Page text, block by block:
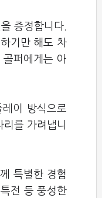
증정합니다.
기만 해도 차
퍼에게는 아
이 방식으로
를 가려냅니
특별한 경험
전 등 풍성한